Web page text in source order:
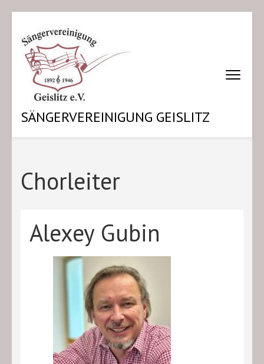
Inhalt
springen
(Enter
drücken)
SÄNGERVEREINIGUNG GEISLITZ
Chorleiter
Alexey Gubin